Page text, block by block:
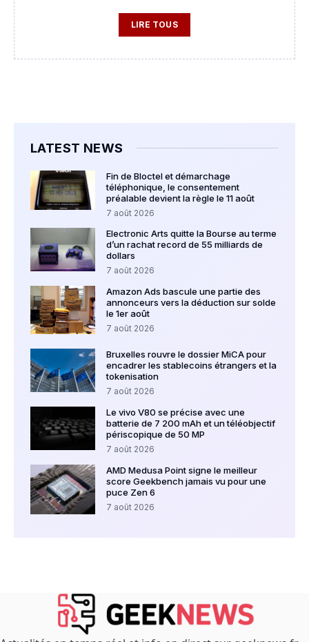
LIRE TOUS
LATEST NEWS
Fin de Bloctel et démarchage
téléphonique, le consentement
préalable devient la règle le 11 août
7 août 2026
Electronic Arts quitte la Bourse au terme
d’un rachat record de 55 milliards de
dollars
7 août 2026
Amazon Ads bascule une partie des
annonceurs vers la déduction sur solde
le 1er août
7 août 2026
Bruxelles rouvre le dossier MiCA pour
encadrer les stablecoins étrangers et la
tokenisation
7 août 2026
Le vivo V80 se précise avec une
batterie de 7 200 mAh et un téléobjectif
périscopique de 50 MP
7 août 2026
AMD Medusa Point signe le meilleur
score Geekbench jamais vu pour une
puce Zen 6
7 août 2026